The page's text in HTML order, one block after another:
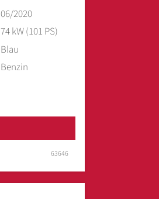
06/2020
74 kW (101 PS)
Blau
Benzin
63646